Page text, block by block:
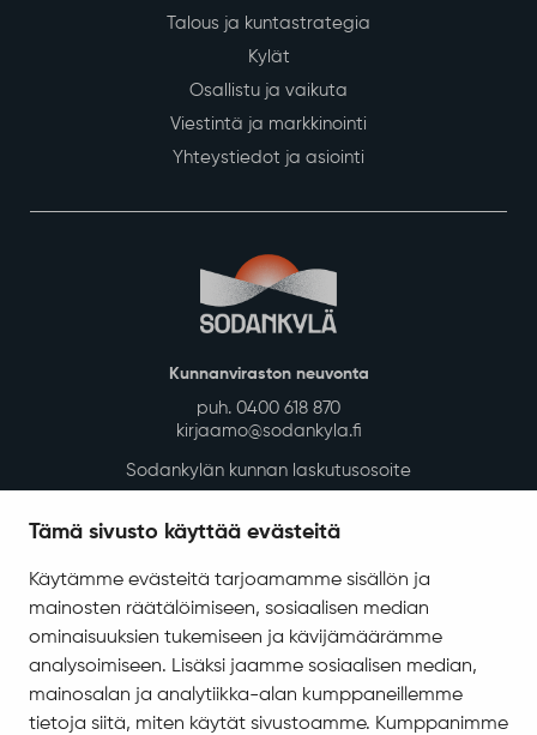
Tämä sivusto käyttää evästeitä
Käytämme evästeitä tarjoamamme sisällön ja
mainosten räätälöimiseen, sosiaalisen median
ominaisuuksien tukemiseen ja kävijämäärämme
analysoimiseen. Lisäksi jaamme sosiaalisen median,
mainosalan ja analytiikka-alan kumppaneillemme
tietoja siitä, miten käytät sivustoamme. Kumppanimme
Talous ja kuntastrategia
Kylät
Osallistu ja vaikuta
Viestintä ja markkinointi
Yhteystiedot ja asiointi
Kunnanviraston neuvonta
puh. 0400 618 870
kirjaamo@sodankyla.fi
Sodankylän kunnan laskutusosoite
Asiakirjajulkisuuskuvaus
Evästeiden hallinta
Yhteystiedot
Jäämerentie 1, 99601 Sodankylä